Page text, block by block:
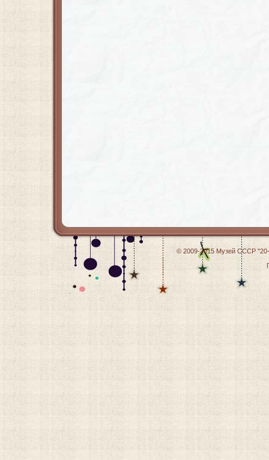
© 2009-2015 Музей СССР